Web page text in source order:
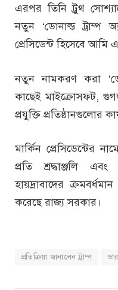
এরপর তিনি ট্রুথ
নতুন ‘ডোনাল্ড ট্রাম্প
প্রেসিডেন্ট হিসেবে আমি
নতুন নামকরণ করা
কাছেই মাইক্রোসফট,
প্রযুক্তি প্রতিষ্ঠানগুলোর
মার্কিন প্রেসিডেন্টের
প্রতি শ্রদ্ধাঞ্জলি এবং
হায়দ্রাবাদের
করেছে রাজ্য সরকার।
প্রতিক্রিয়া জানালেন ট্রাম্প